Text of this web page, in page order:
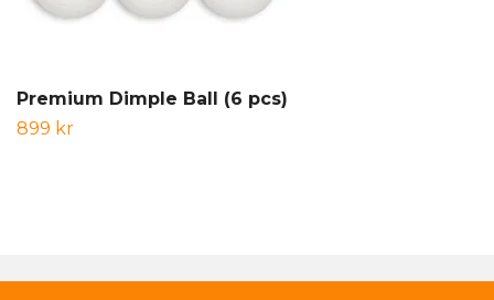
Premium Dimple Ball (6 pcs)
899 kr